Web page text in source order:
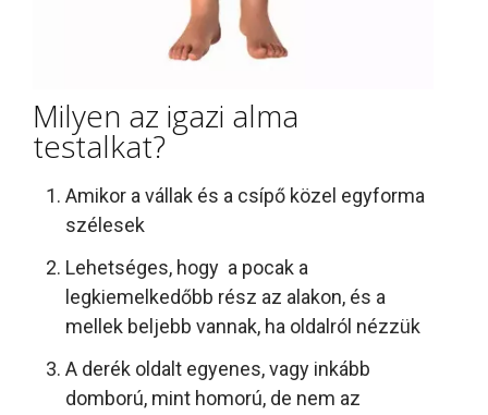
Milyen az igazi alma
testalkat?
Amikor a vállak és a csípő közel egyforma
szélesek
Lehetséges, hogy a pocak a
legkiemelkedőbb rész az alakon, és a
mellek beljebb vannak, ha oldalról nézzük
A derék oldalt egyenes, vagy inkább
domború, mint homorú, de nem az